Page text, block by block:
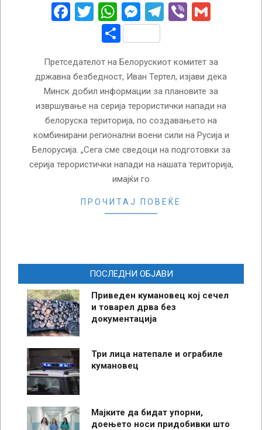
Facebook
Twitter
WhatsApp
Messenger
Telegram
Viber
Share
Претседателот на Белорускиот комитет за
државна безбедност, Иван Тертел, изјави дека
Минск добил информации за плановите за
извршување на серија терористички напади на
белоруска територија, по создавањето на
комбинирани регионални воени сили на Русија и
Белорусија. „Сега сме сведоци на подготовки за
серија терористички напади на нашата територија,
имајќи го
ПРОЧИТАЈ ПОВЕЌЕ
ПОСЛЕДНИ ОБЈАВИ
Приведен кумановец кој сечел
и товарел дрва без
документација
Три лица натепале и ограбиле
кумановец
Мајките да бидат упорни,
доењето носи придобивки што